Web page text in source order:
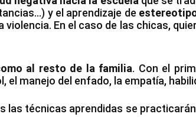
y el aprendizaje de
En el caso de las chicas,
al resto de la familia. Con el
manejo del enfado, la empatía,
las técnicas aprendidas se